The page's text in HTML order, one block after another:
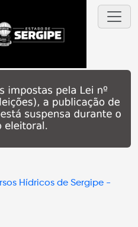
Hídricos de Sergipe -